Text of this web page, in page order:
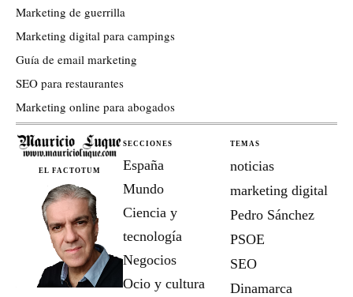
Marketing de guerrilla
Marketing digital para campings
Guía de email marketing
SEO para restaurantes
Marketing online para abogados
EL FACTOTUM
SECCIONES
España
Mundo
Ciencia y
tecnología
Negocios
Ocio y cultura
TEMAS
noticias
marketing digital
Pedro Sánchez
PSOE
SEO
Dinamarca